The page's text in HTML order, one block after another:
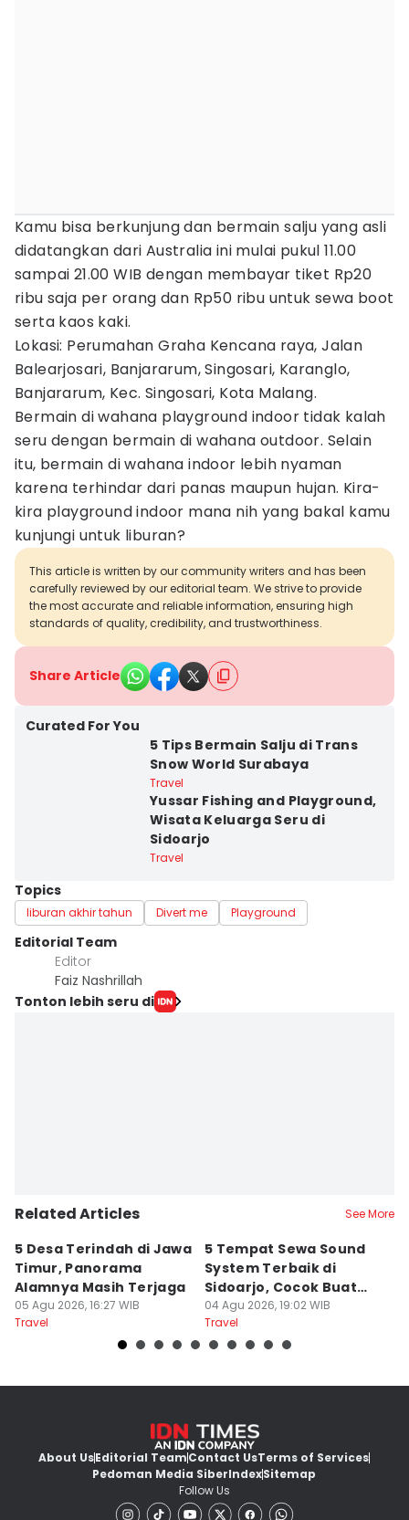
Kamu bisa berkunjung dan bermain salju yang asli
didatangkan dari Australia ini mulai pukul 11.00
sampai 21.00 WIB dengan membayar tiket Rp20
ribu saja per orang dan Rp50 ribu untuk sewa boot
serta kaos kaki.
Lokasi: Perumahan Graha Kencana raya, Jalan
Balearjosari, Banjararum, Singosari, Karanglo,
Banjararum, Kec. Singosari, Kota Malang.
Bermain di wahana playground indoor tidak kalah
seru dengan bermain di wahana outdoor. Selain
itu, bermain di wahana indoor lebih nyaman
karena terhindar dari panas maupun hujan. Kira-
kira playground indoor mana nih yang bakal kamu
kunjungi untuk liburan?
This article is written by our community writers and has been
carefully reviewed by our editorial team. We strive to provide
the most accurate and reliable information, ensuring high
standards of quality, credibility, and trustworthiness.
Share Article
Curated For You
5 Tips Bermain Salju di Trans
Snow World Surabaya
Travel
Yussar Fishing and Playground,
Wisata Keluarga Seru di
Sidoarjo
Travel
Topics
liburan akhir tahun Divert me Playground
Editorial Team
Editor
Faiz Nashrillah
Tonton lebih seru di
Related Articles See More
5 Desa Terindah di Jawa
Timur, Panorama
Alamnya Masih Terjaga
05 Agu 2026, 16:27 WIB
Travel
5 Tempat Sewa Sound
System Terbaik di
Sidoarjo, Cocok Buat
Agustusan
04 Agu 2026, 19:02 WIB
Travel
About UsEditorial TeamContact UsTerms of Services
Pedoman Media SiberIndexSitemap
Follow Us